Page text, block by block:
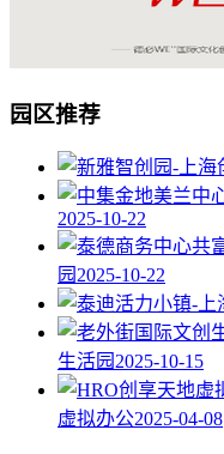
园区推荐
2025-10-22
园 2025-10-22
生活园 2025-10-15
虚拟办公2025-04-08